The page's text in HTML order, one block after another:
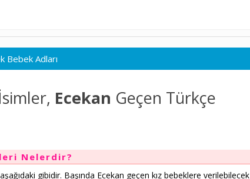
Bebek Adları
Ecekan Geçen Türkçe
Nelerdir?
gibidir. Başında Ecekan geçen kız bebeklere verilebilecek